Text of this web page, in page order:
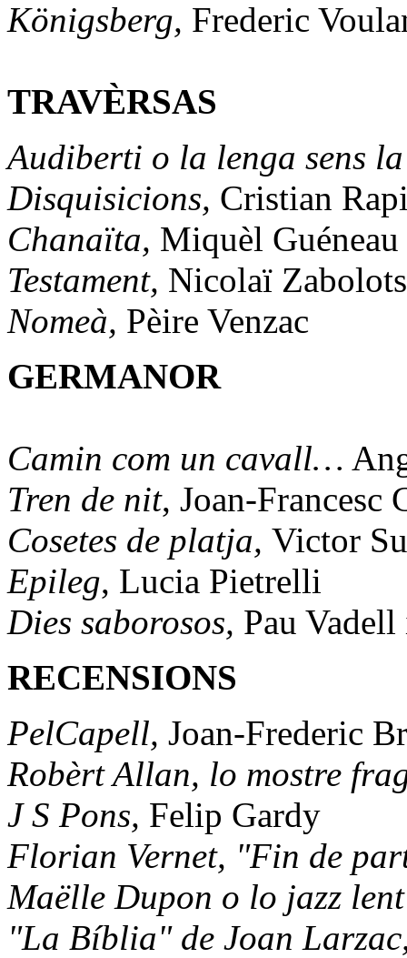
Königsberg, Frederic
TRAVÈRSAS
Audiberti o la lenga sens
Disquisicions, Cristian
Chanaïta, Miquèl Guéneau
Testament, Nicolaï
Nomeà, Pèire Venzac
GERMANOR
Camin com un cavall…
Tren de nit, Joan-Francesc
Cosetes de platja, Victor
Epileg, Lucia Pietrelli
Dies saborosos, Pau
RECENSIONS
PelCapell, Joan-Frederic
Robèrt Allan, lo mostre
J S Pons, Felip Gardy
Florian Vernet, "Fin de
Maëlle Dupon o lo jazz
"La Bíblia" de Joan